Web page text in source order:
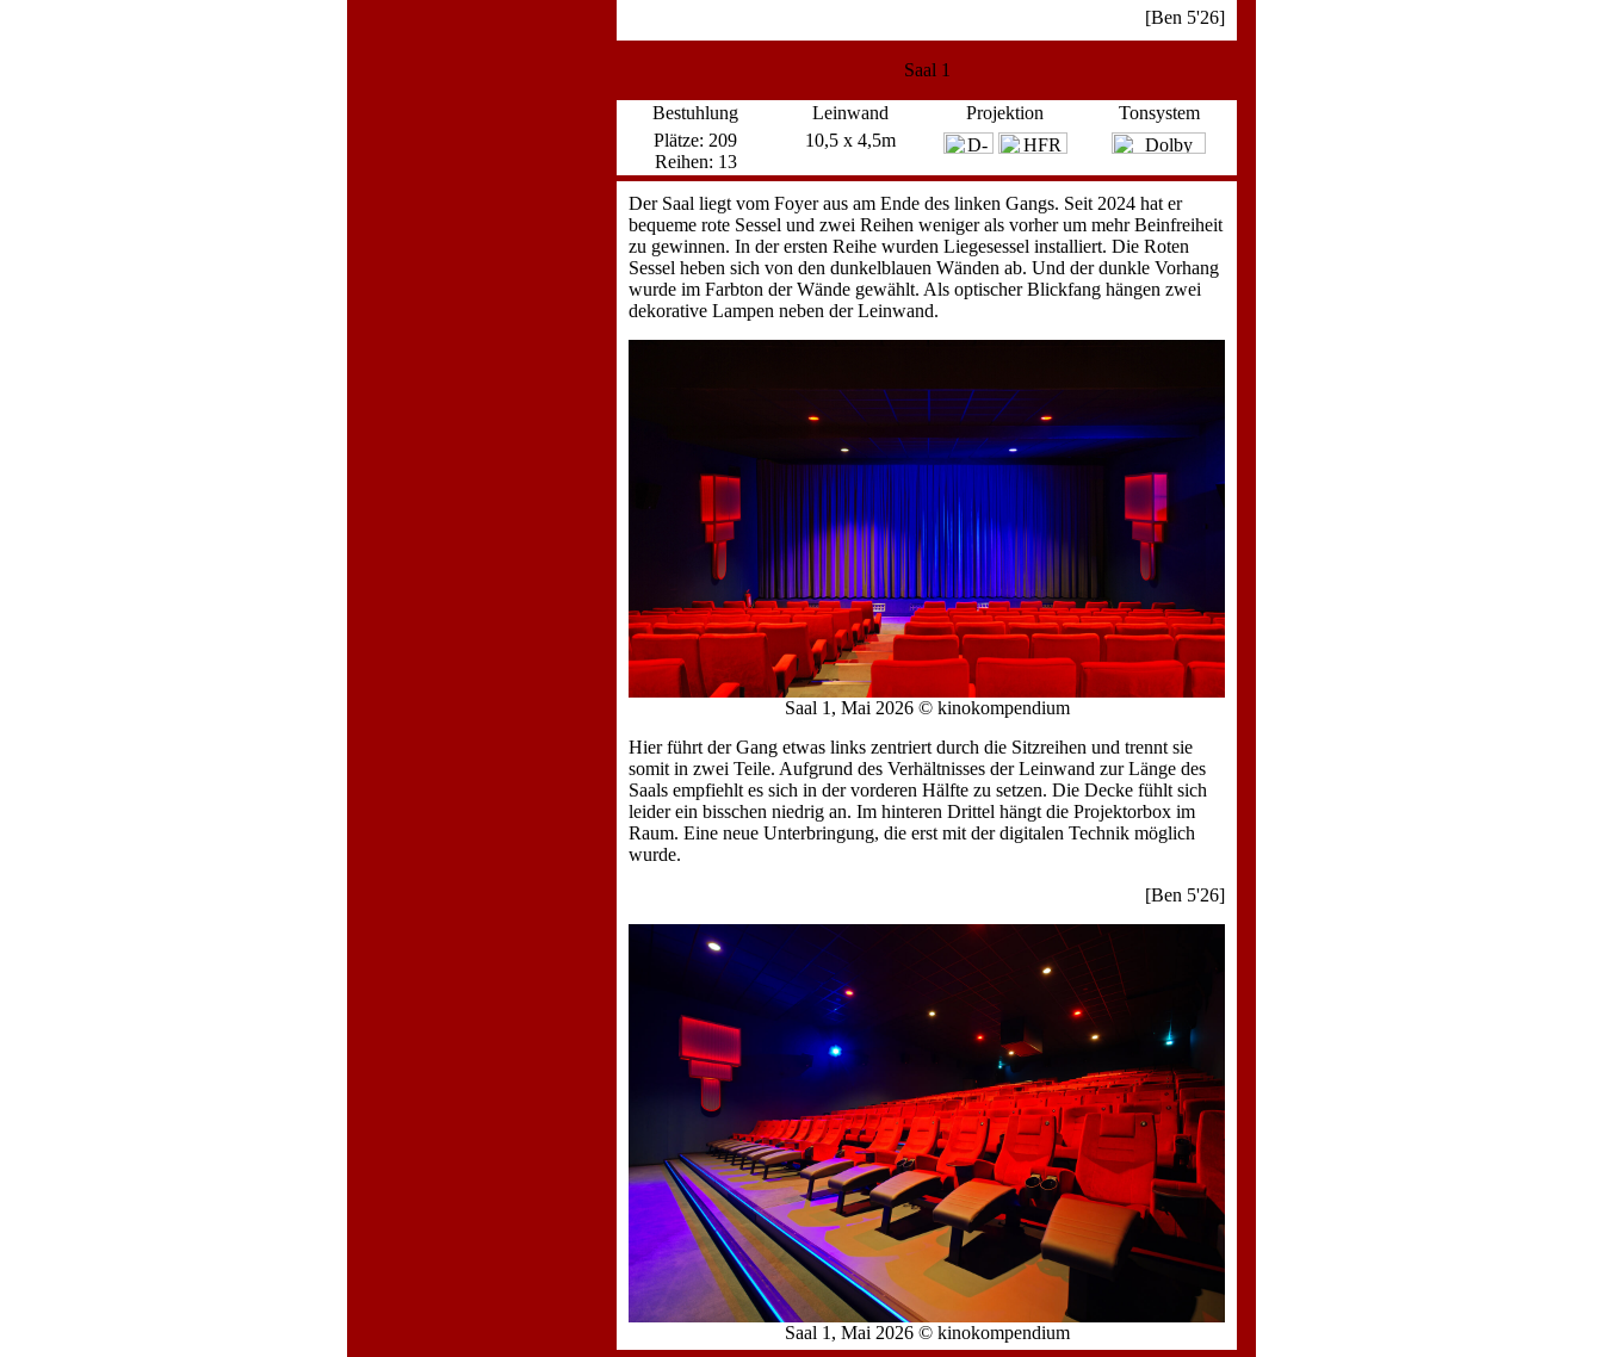
[Ben 5'26]
Saal 1
Bestuhlung Leinwand Projektion
Tonsystem
Plätze: 209
Reihen: 13
10,5 x 4,5m
Der Saal liegt vom Foyer aus am Ende des linken Gangs. Seit 2024 hat er
bequeme rote Sessel und zwei Reihen weniger als vorher um mehr Beinfreiheit
zu gewinnen. In der ersten Reihe wurden Liegesessel installiert. Die Roten
Sessel heben sich von den dunkelblauen Wänden ab. Und der dunkle Vorhang
wurde im Farbton der Wände gewählt. Als optischer Blickfang hängen zwei
dekorative Lampen neben der Leinwand.
Saal 1, Mai 2026 © kinokompendium
Hier führt der Gang etwas links zentriert durch die Sitzreihen und trennt sie
somit in zwei Teile. Aufgrund des Verhältnisses der Leinwand zur Länge des
Saals empfiehlt es sich in der vorderen Hälfte zu setzen. Die Decke fühlt sich
leider ein bisschen niedrig an. Im hinteren Drittel hängt die Projektorbox im
Raum. Eine neue Unterbringung, die erst mit der digitalen Technik möglich
wurde.
[Ben 5'26]
Saal 1, Mai 2026 © kinokompendium